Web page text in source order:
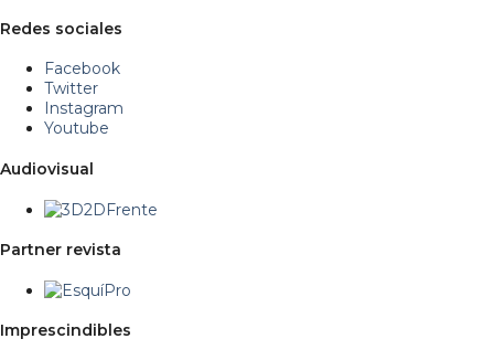
Redes sociales
Facebook
Twitter
Instagram
Youtube
Audiovisual
Partner revista
Imprescindibles